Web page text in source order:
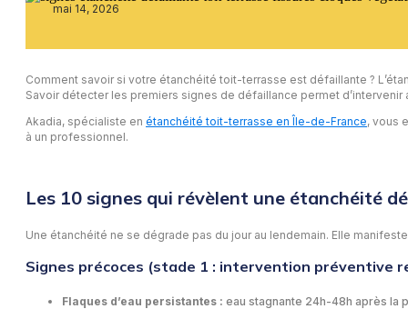
mai 14, 2026
Comment savoir si votre étanchéité toit-terrasse est défaillante ?
Savoir détecter les premiers signes de défaillance permet
Akadia, spécialiste en étanchéité toit-terrasse en Île-de-France, vous
à un professionnel.
Les 10 signes qui révèlent une étanchéité
Une étanchéité ne se dégrade pas du jour au lendemain. Elle
Signes précoces (stade 1 : intervention préventive
Flaques d’eau persistantes : eau stagnante 24h-48h après la